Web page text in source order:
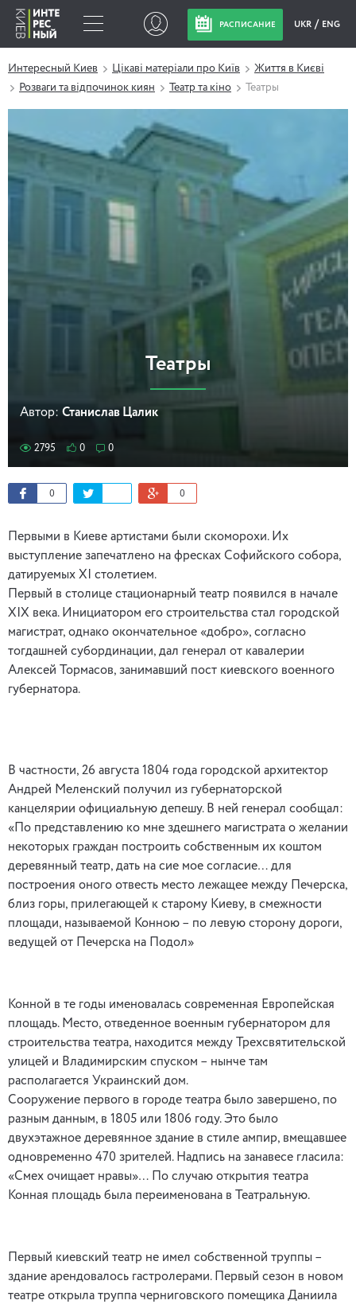
РАСПИСАНИЕ UKR ENG
Интересный Киев Цікаві матеріали про Київ
Життя в Києві
Розваги та відпочинок киян
Театр та кіно Театры
Театры
Автор: Станислав Цалик
2795 0 0
0 0
Первыми в Киеве артистами были скоморохи. Их
выступление запечатлено на фресках Софийского собора,
датируемых XI столетием.
Первый в столице стационарный театр появился в начале
XIX века. Инициатором его строительства стал городской
магистрат, однако окончательное «добро», согласно
тогдашней субординации, дал генерал от кавалерии
Алексей Тормасов, занимавший пост киевского военного
губернатора.
В частности, 26 августа 1804 года городской архитектор
Андрей Меленский получил из губернаторской
канцелярии официальную депешу. В ней генерал сообщал:
«По представлению ко мне здешнего магистрата о желании
некоторых граждан построить собственным их коштом
деревянный театр, дать на сие мое согласие… для
построения оного отвесть место лежащее между Печерска,
близ горы, прилегающей к старому Киеву, в смежности
площади, называемой Конною – по левую сторону дороги,
ведущей от Печерска на Подол»
Конной в те годы именовалась современная Европейская
площадь. Место, отведенное военным губернатором для
строительства театра, находится между Трехсвятительской
улицей и Владимирским спуском – нынче там
располагается Украинский дом.
Сооружение первого в городе театра было завершено, по
разным данным, в 1805 или 1806 году. Это было
двухэтажное деревянное здание в стиле ампир, вмещавшее
одновременно 470 зрителей. Надпись на занавесе гласила:
«Смех очищает нравы»… По случаю открытия театра
Конная площадь была переименована в Театральную.
Первый киевский театр не имел собственной труппы –
здание арендовалось гастролерами. Первый сезон в новом
театре открыла труппа черниговского помещика Даниила